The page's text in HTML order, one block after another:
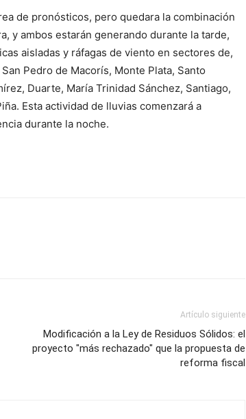
de pronósticos, pero quedara la combinación
y ambos estarán generando durante la tarde,
aisladas y ráfagas de viento en sectores de,
Pedro de Macorís, Monte Plata, Santo
Duarte, María Trinidad Sánchez, Santiago,
Esta actividad de lluvias comenzará a
durante la noche.
Artículo siguiente
Modificación a la Ley de Residuos Sólidos: el
proyecto "más rechazado" que la propuesta de
reforma fiscal